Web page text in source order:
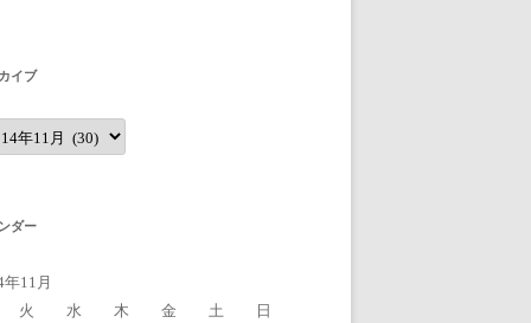
イブ
ダー
年11月
火
水 木 金 土
日